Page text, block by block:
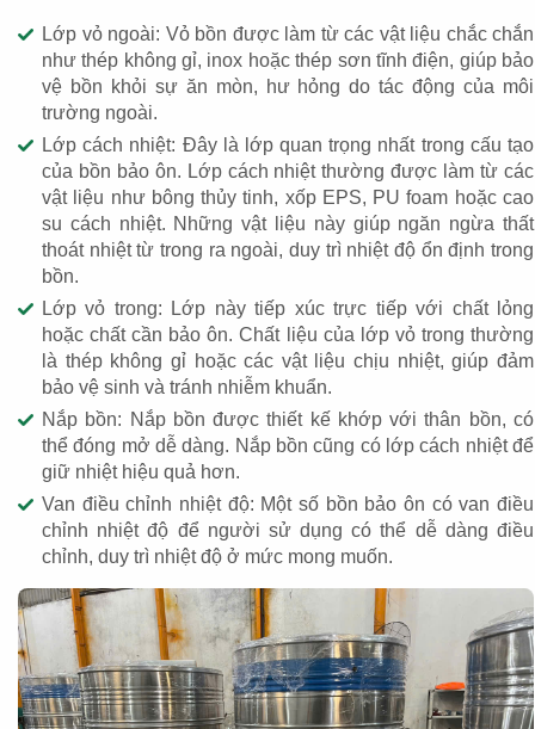
Lớp vỏ ngoài: Vỏ bồn được làm từ các vật liệu chắc chắn
như thép không gỉ, inox hoặc thép sơn tĩnh điện, giúp bảo
vệ bồn khỏi sự ăn mòn, hư hỏng do tác động của môi
trường ngoài.
Lớp cách nhiệt: Đây là lớp quan trọng nhất trong cấu tạo
của bồn bảo ôn. Lớp cách nhiệt thường được làm từ các
vật liệu như bông thủy tinh, xốp EPS, PU foam hoặc cao
su cách nhiệt. Những vật liệu này giúp ngăn ngừa thất
thoát nhiệt từ trong ra ngoài, duy trì nhiệt độ ổn định trong
bồn.
Lớp vỏ trong: Lớp này tiếp xúc trực tiếp với chất lỏng
hoặc chất cần bảo ôn. Chất liệu của lớp vỏ trong thường
là thép không gỉ hoặc các vật liệu chịu nhiệt, giúp đảm
bảo vệ sinh và tránh nhiễm khuẩn.
Nắp bồn: Nắp bồn được thiết kế khớp với thân bồn, có
thể đóng mở dễ dàng. Nắp bồn cũng có lớp cách nhiệt để
giữ nhiệt hiệu quả hơn.
Van điều chỉnh nhiệt độ: Một số bồn bảo ôn có van điều
chỉnh nhiệt độ để người sử dụng có thể dễ dàng điều
chỉnh, duy trì nhiệt độ ở mức mong muốn.